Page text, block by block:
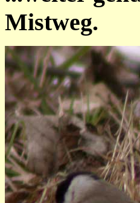
Mistweg.